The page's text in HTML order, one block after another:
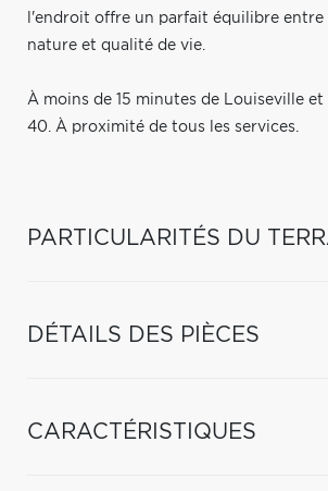
l'endroit offre un parfait équilibre
nature et qualité de vie.
À moins de 15 minutes de Louiseville
40. À proximité de tous les services.
PARTICULARITÉS DU
DÉTAILS DES PIÈCES
CARACTÉRISTIQUES